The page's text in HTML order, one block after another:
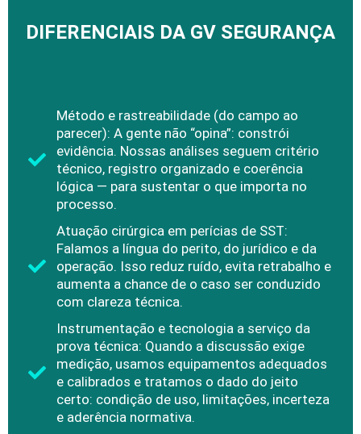
DIFERENCIAIS DA GV SEGURANÇA
Método e rastreabilidade (do campo ao
parecer): A gente não “opina”: constrói
evidência. Nossas análises seguem critério
técnico, registro organizado e coerência
lógica — para sustentar o que importa no
processo.
Atuação cirúrgica em perícias de SST:
Falamos a língua do perito, do jurídico e da
operação. Isso reduz ruído, evita retrabalho e
aumenta a chance de o caso ser conduzido
com clareza técnica.
Instrumentação e tecnologia a serviço da
prova técnica: Quando a discussão exige
medição, usamos equipamentos adequados
e calibrados e tratamos o dado do jeito
certo: condição de uso, limitações, incerteza
e aderência normativa.